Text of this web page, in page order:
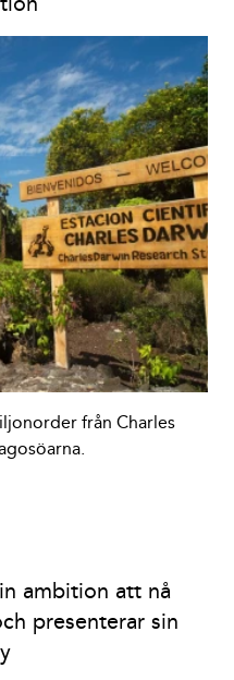
från Charles
ambition att nå
presenterar sin